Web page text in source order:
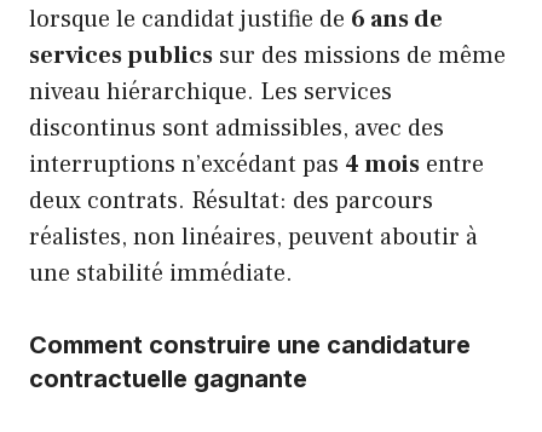
lorsque le candidat justifie de 6 ans de
services publics sur des missions de même
niveau hiérarchique. Les services
discontinus sont admissibles, avec des
interruptions n’excédant pas 4 mois entre
deux contrats. Résultat: des parcours
réalistes, non linéaires, peuvent aboutir à
une stabilité immédiate.
Comment construire une candidature
contractuelle gagnante